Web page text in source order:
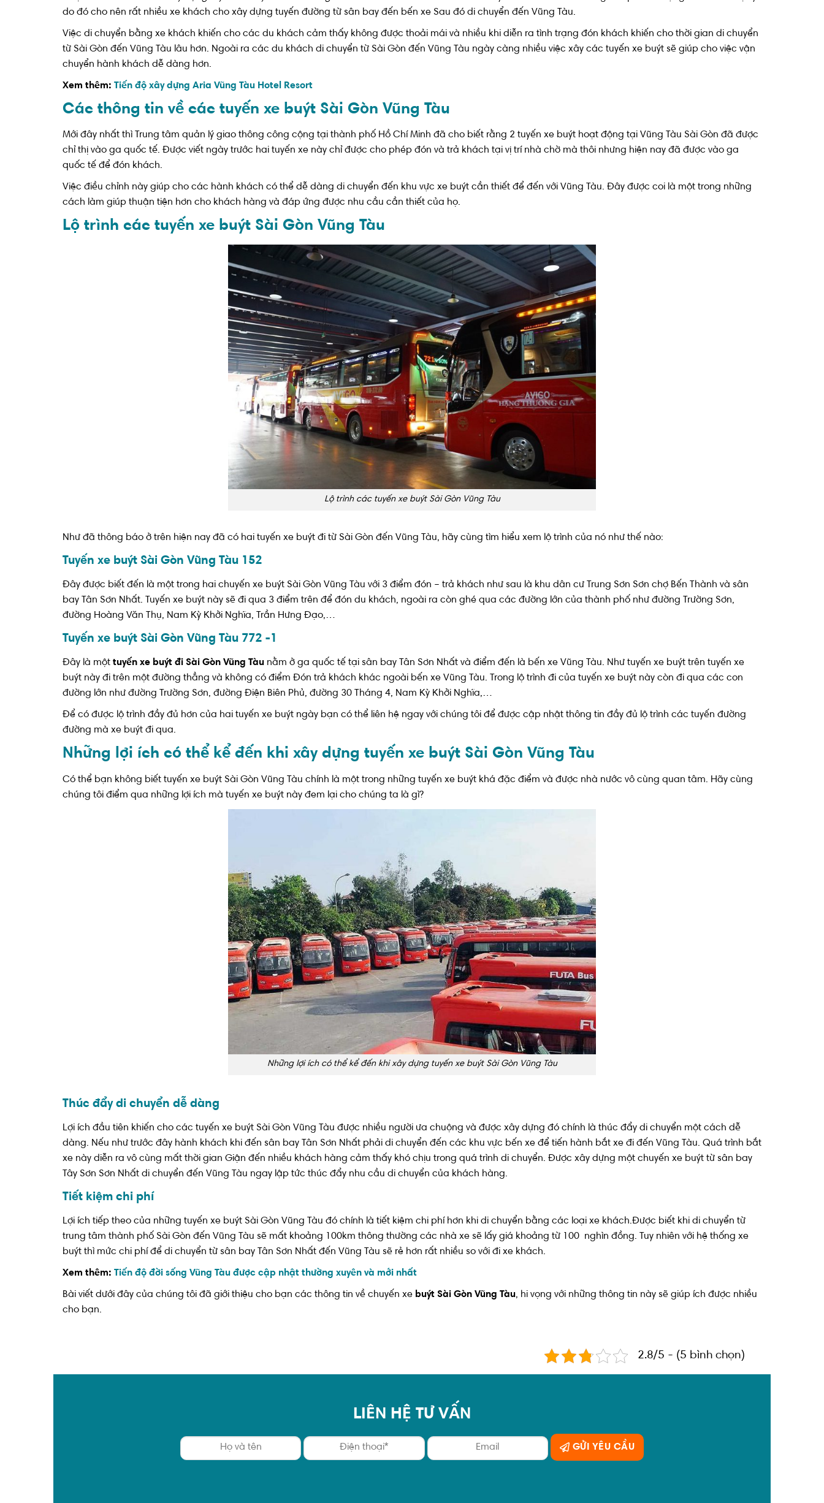
do đó cho nên rất nhiều xe khách cho xây dựng tuyến đường từ sân bay đến bến xe Sau đó di chuyển đến Vũng Tàu.
Việc di chuyển bằng xe khách khiến cho các du khách cảm thấy không được thoải mái và nhiều khi diễn ra tình trạng đón khách khiến cho thời gian di chuyển
từ Sài Gòn đến Vũng Tàu lâu hơn. Ngoài ra các du khách di chuyển từ Sài Gòn đến Vũng Tàu ngày càng nhiều việc xây các tuyến xe buýt sẽ giúp cho việc vận
chuyển hành khách dễ dàng hơn.
Xem thêm: Tiến độ xây dựng Aria Vũng Tàu Hotel Resort
Các thông tin về các tuyến xe buýt Sài Gòn Vũng Tàu
Mới đây nhất thì Trung tâm quản lý giao thông công cộng tại thành phố Hồ Chí Minh đã cho biết rằng 2 tuyến xe buýt hoạt động tại Vũng Tàu Sài Gòn đã được
chỉ thị vào ga quốc tế. Được viết ngày trước hai tuyến xe này chỉ được cho phép đón và trả khách tại vị trí nhà chờ mà thôi nhưng hiện nay đã được vào ga
quốc tế để đón khách.
Việc điều chỉnh này giúp cho các hành khách có thể dễ dàng di chuyển đến khu vực xe buýt cần thiết để đến với Vũng Tàu. Đây được coi là một trong những
cách làm giúp thuận tiện hơn cho khách hàng và đáp ứng được nhu cầu cần thiết của họ.
Lộ trình các tuyến xe buýt Sài Gòn Vũng Tàu
Lộ trình các tuyến xe buýt Sài Gòn Vũng Tàu
Như đã thông báo ở trên hiện nay đã có hai tuyến xe buýt đi từ Sài Gòn đến Vũng Tàu, hãy cùng tìm hiểu xem lộ trình của nó như thế nào:
Tuyến xe buýt Sài Gòn Vũng Tàu 152
Đây được biết đến là một trong hai chuyến xe buýt Sài Gòn Vũng Tàu với 3 điểm đón – trả khách như sau là khu dân cư Trung Sơn Sơn chợ Bến Thành và sân
bay Tân Sơn Nhất. Tuyến xe buýt này sẽ đi qua 3 điểm trên để đón du khách, ngoài ra còn ghé qua các đường lớn của thành phố như đường Trường Sơn,
đường Hoàng Văn Thụ, Nam Kỳ Khởi Nghĩa, Trần Hưng Đạo,…
Tuyến xe buýt Sài Gòn Vũng Tàu 772 -1
Đây là một tuyến xe buýt đi Sài Gòn Vũng Tàu nằm ở ga quốc tế tại sân bay Tân Sơn Nhất và điểm đến là bến xe Vũng Tàu. Như tuyến xe buýt trên tuyến xe
buýt này đi trên một đường thẳng và không có điểm Đón trả khách khác ngoài bến xe Vũng Tàu. Trong lộ trình đi của tuyến xe buýt này còn đi qua các con
đường lớn như đường Trường Sơn, đường Điện Biên Phủ, đường 30 Tháng 4, Nam Kỳ Khởi Nghĩa,…
Để có được lộ trình đầy đủ hơn của hai tuyến xe buýt ngày bạn có thể liên hệ ngay với chúng tôi để được cập nhật thông tin đầy đủ lộ trình các tuyến đường
đường mà xe buýt đi qua.
Những lợi ích có thể kể đến khi xây dựng tuyến xe buýt Sài Gòn Vũng Tàu
Có thể bạn không biết tuyến xe buýt Sài Gòn Vũng Tàu chính là một trong những tuyến xe buýt khá đặc điểm và được nhà nước vô cùng quan tâm. Hãy cùng
chúng tôi điểm qua những lợi ích mà tuyến xe buýt này đem lại cho chúng ta là gì?
Những lợi ích có thể kể đến khi xây dựng tuyến xe buýt Sài Gòn Vũng Tàu
Thúc đẩy di chuyển dễ dàng
Lợi ích đầu tiên khiến cho các tuyến xe buýt Sài Gòn Vũng Tàu được nhiều người ưa chuộng và được xây dựng đó chính là thúc đẩy di chuyển một cách dễ
dàng. Nếu như trước đây hành khách khi đến sân bay Tân Sơn Nhất phải di chuyển đến các khu vực bến xe để tiến hành bắt xe đi đến Vũng Tàu. Quá trình bắt
xe này diễn ra vô cùng mất thời gian Giận đến nhiều khách hàng cảm thấy khó chịu trong quá trình di chuyển. Được xây dựng một chuyến xe buýt từ sân bay
Tây Sơn Sơn Nhất di chuyển đến Vũng Tàu ngay lập tức thúc đẩy nhu cầu di chuyển của khách hàng.
Tiết kiệm chi phí
Lợi ích tiếp theo của những tuyến xe buýt Sài Gòn Vũng Tàu đó chính là tiết kiệm chi phí hơn khi di chuyển bằng các loại xe khách.Được biết khi di chuyển từ
trung tâm thành phố Sài Gòn đến Vũng Tàu sẽ mất khoảng 100km thông thường các nhà xe sẽ lấy giá khoảng từ 100 nghìn đồng. Tuy nhiên với hệ thống xe
buýt thì mức chi phí để di chuyển từ sân bay Tân Sơn Nhất đến Vũng Tàu sẽ rẻ hơn rất nhiều so với đi xe khách.
Xem thêm: Tiến độ đời sống Vũng Tàu được cập nhật thường xuyên và mới nhất
Bài viết dưới đây của chúng tôi đã giới thiệu cho bạn các thông tin về chuyến xe buýt Sài Gòn Vũng Tàu, hi vọng với những thông tin này sẽ giúp ích được nhiều
cho bạn.
2.8/5 - (5 bình chọn)
LIÊN HỆ TƯ VẤN
GỬI YÊU CẦU